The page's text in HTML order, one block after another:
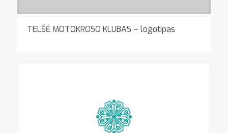
TELŠĖ MOTOKROSO KLUBAS – logotipas